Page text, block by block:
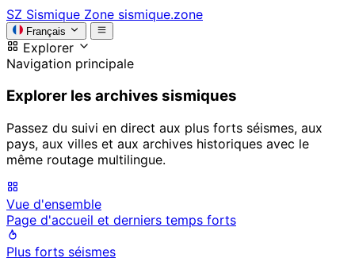
SZ Sismique Zone sismique.zone
Français
Explorer
Navigation principale
Explorer les archives sismiques
Passez du suivi en direct aux plus forts séismes, aux
pays, aux villes et aux archives historiques avec le
même routage multilingue.
Vue d'ensemble
Page d'accueil et derniers temps forts
Plus forts séismes